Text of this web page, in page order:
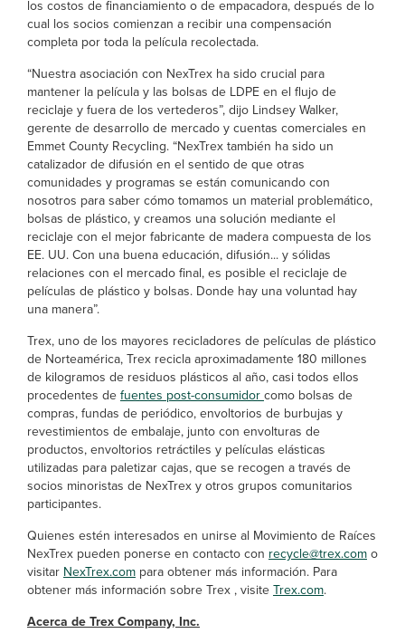
los costos de financiamiento o de empacadora, después de lo
cual los socios comienzan a recibir una compensación
completa por toda la película recolectada.
“Nuestra asociación con NexTrex ha sido crucial para
mantener la película y las bolsas de LDPE en el flujo de
reciclaje y fuera de los vertederos”, dijo Lindsey Walker,
gerente de desarrollo de mercado y cuentas comerciales en
Emmet County Recycling. “NexTrex también ha sido un
catalizador de difusión en el sentido de que otras
comunidades y programas se están comunicando con
nosotros para saber cómo tomamos un material problemático,
bolsas de plástico, y creamos una solución mediante el
reciclaje con el mejor fabricante de madera compuesta de los
EE. UU. Con una buena educación, difusión... y sólidas
relaciones con el mercado final, es posible el reciclaje de
películas de plástico y bolsas. Donde hay una voluntad hay
una manera”.
Trex, uno de los mayores recicladores de películas de plástico
de Norteamérica, Trex recicla aproximadamente 180 millones
de kilogramos de residuos plásticos al año, casi todos ellos
procedentes defuentes post-consumidorcomo bolsas de
compras, fundas de periódico, envoltorios de burbujas y
revestimientos de embalaje, junto con envolturas de
productos, envoltorios retráctiles y películas elásticas
utilizadas para paletizar cajas, que se recogen a través de
socios minoristas de NexTrex y otros grupos comunitarios
participantes.
Quienes estén interesados en unirse al Movimiento de Raíces
NexTrex pueden ponerse en contacto con recycle@trex.como
visitar NexTrex.com para obtener más información. Para
obtener más información sobre Trex , visiteTrex.com.
Acerca de Trex Company, Inc.